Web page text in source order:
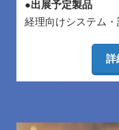
●出展予定製品
経理向けシステム